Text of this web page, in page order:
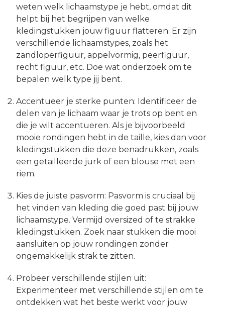
weten welk lichaamstype je hebt, omdat dit
helpt bij het begrijpen van welke
kledingstukken jouw figuur flatteren. Er zijn
verschillende lichaamstypes, zoals het
zandloperfiguur, appelvormig, peerfiguur,
recht figuur, etc. Doe wat onderzoek om te
bepalen welk type jij bent.
Accentueer je sterke punten: Identificeer de
delen van je lichaam waar je trots op bent en
die je wilt accentueren. Als je bijvoorbeeld
mooie rondingen hebt in de taille, kies dan voor
kledingstukken die deze benadrukken, zoals
een getailleerde jurk of een blouse met een
riem.
Kies de juiste pasvorm: Pasvorm is cruciaal bij
het vinden van kleding die goed past bij jouw
lichaamstype. Vermijd oversized of te strakke
kledingstukken. Zoek naar stukken die mooi
aansluiten op jouw rondingen zonder
ongemakkelijk strak te zitten.
Probeer verschillende stijlen uit:
Experimenteer met verschillende stijlen om te
ontdekken wat het beste werkt voor jouw